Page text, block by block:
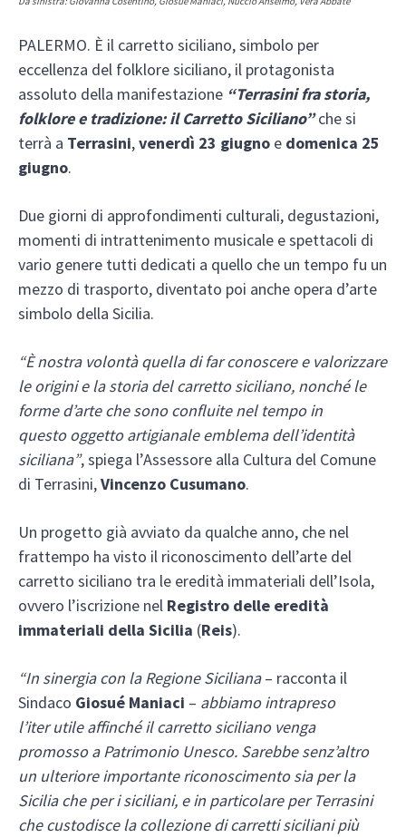
PALERMO. È il carretto siciliano, simbolo per
eccellenza del folklore siciliano, il protagonista
assoluto della manifestazione “Terrasini fra storia,
folklore e tradizione: il Carretto Siciliano”che si
terrà a Terrasini,venerdì 23 giugno e domenica 25
giugno.
Due giorni di approfondimenti culturali, degustazioni,
momenti di intrattenimento musicale e spettacoli di
vario genere tutti dedicati a quello che un tempo fu un
mezzo di trasporto, diventato poi anche opera d’arte
simbolo della Sicilia.
“È nostra volontà quella di far conoscere e valorizzare
le origini e la storia del carretto siciliano, nonché le
forme d’arte che sono confluite nel tempo in
questo oggetto artigianale emblema dell’identità
siciliana”, spiega l’Assessore alla Cultura del Comune
di Terrasini,Vincenzo Cusumano.
Un progetto già avviato da qualche anno, che nel
frattempo ha visto il riconoscimento dell’arte del
carretto siciliano tra le eredità immateriali dell’Isola,
ovvero l’iscrizione nel Registro delle eredità
immateriali della Sicilia (Reis).
“In sinergia con la Regione Siciliana– racconta il
Sindaco Giosué Maniaci – abbiamo intrapreso
l’iter utile affinché il carretto siciliano venga
promosso a Patrimonio Unesco. Sarebbe senz’altro
un ulteriore importante riconoscimento sia per la
Sicilia che per i siciliani, e in particolare per Terrasini
che custodisce la collezione di carretti siciliani più